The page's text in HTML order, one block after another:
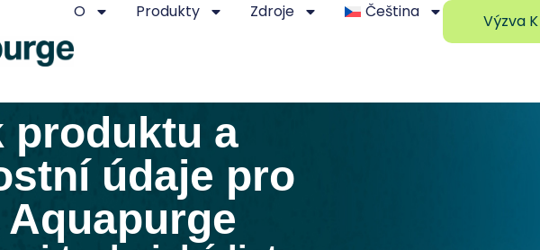
O Produkty Zdroje Čeština Výzva
produktu a
údaje pro